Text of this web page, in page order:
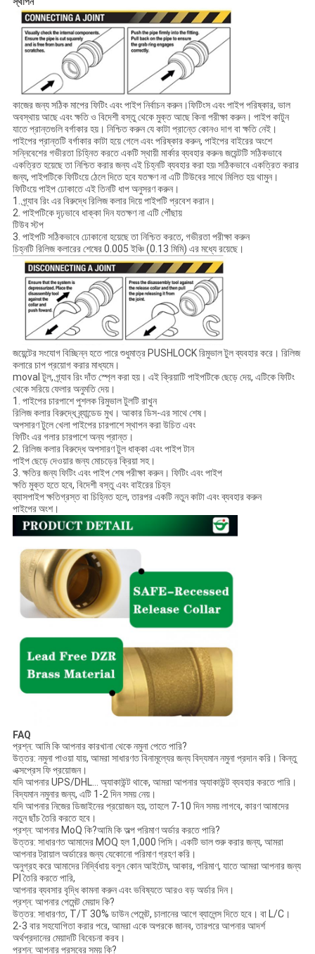
কাজের জন্য সঠিক মাপের ফিটিং এবং পাইপ নির্বাচন করুন।ফিটিংস এবং পাইপ পরিষ্কার, ভাল
অবস্থায় আছে এবং ক্ষতি ও বিদেশী বস্তু থেকে মুক্ত আছে কিনা পরীক্ষা করুন। পাইপ কাটুন
যাতে প্রান্তগুলি বর্গাকার হয়। নিশ্চিত করুন যে কাটা প্রান্তে কোনও দাগ বা ক্ষতি নেই।
পাইপের প্রান্তটি বর্গাকার কাটা হয়ে গেলে এবং পরিষ্কার করুন, পাইপের বাইরের অংশে
সন্নিবেশের গভীরতা চিহ্নিত করতে একটি স্থায়ী মার্কার ব্যবহার করুন৷ জয়েন্টটি সঠিকভাবে
একত্রিত হয়েছে তা নিশ্চিত করার জন্য এই চিহ্নটি ব্যবহার করা হয়৷ সঠিকভাবে একত্রিত করার
জন্য, পাইপটিকে ফিটিংয়ে ঠেলে দিতে হবে যতক্ষণ না এটি টিউবের সাথে মিলিত হয় থামুন।
ফিটিংয়ে পাইপ ঢোকাতে এই তিনটি ধাপ অনুসরণ করুন।
1. গ্র্যাব রিং এর বিরুদ্ধে রিলিজ কলার দিয়ে পাইপটি প্রবেশ করান।
2. পাইপটিকে দৃঢ়ভাবে ধাক্কা দিন যতক্ষণ না এটি পৌঁছায়
টিউব স্টপ
3. পাইপটি সঠিকভাবে ঢোকানো হয়েছে তা নিশ্চিত করতে, গভীরতা পরীক্ষা করুন
চিহ্নটি রিলিজ কলারের শেষের 0.005 ইঞ্চি (0.13 মিমি) এর মধ্যে রয়েছে।
জয়েন্টের সংযোগ বিচ্ছিন্ন হতে পারে শুধুমাত্র PUSHLOCK রিমুভাল টুল ব্যবহার করে। রিলিজ
কলারে চাপ প্রয়োগ করার মাধ্যমে।
moval টুল, গ্র্যাব রিং দাঁত স্প্লে করা হয়। এই ক্রিয়াটি পাইপটিকে ছেড়ে দেয়, এটিকে ফিটিং
থেকে সরিয়ে ফেলার অনুমতি দেয়।
1. পাইপের চারপাশে পুশলক রিমুভাল টুলটি রাখুন
রিলিজ কলার বিরুদ্ধে ব্র্যান্ডেড মুখ। আকার ডিস-এর সাথে শেষ।
অপসারণ টুলে খেলা পাইপের চারপাশে স্থাপন করা উচিত এবং
ফিটিং এর গলার চারপাশে অন্য প্রান্ত।
2. রিলিজ কলার বিরুদ্ধে অপসারণ টুল ধাক্কা এবং পাইপ টান
পাইপ ছেড়ে দেওয়ার জন্য মোচড়ের ক্রিয়া সহ।
3. ক্ষতির জন্য ফিটিং এবং পাইপ শেষ পরীক্ষা করুন। ফিটিং এবং পাইপ
ক্ষতি মুক্ত হতে হবে, বিদেশী বস্তু এবং বাইরের চিহ্ন
ব্যাসপাইপ ক্ষতিগ্রস্ত বা চিহ্নিত হলে, তারপর একটি নতুন কাটা এবং ব্যবহার করুন
পাইপের অংশ।
FAQ
প্রশ্ন: আমি কি আপনার কারখানা থেকে নমুনা পেতে পারি?
উত্তর: নমুনা পাওয়া যায়, আমরা সাধারণত বিনামূল্যের জন্য বিদ্যমান নমুনা প্রদান করি। কিন্তু
এক্সপ্রেস ফি প্রয়োজন।
যদি আপনার UPS/DHL... অ্যাকাউন্ট থাকে, আমরা আপনার অ্যাকাউন্ট ব্যবহার করতে পারি।
বিদ্যমান নমুনার জন্য, এটি 1-2 দিন সময় নেয়।
যদি আপনার নিজের ডিজাইনের প্রয়োজন হয়, তাহলে 7-10 দিন সময় লাগবে, কারণ আমাদের
নতুন ছাঁচ তৈরি করতে হবে।
প্রশ্ন: আপনার MoQ কি?আমি কি অল্প পরিমাণ অর্ডার করতে পারি?
উত্তর: সাধারণত আমাদের MOQ হল 1,000 পিসি। একটি ভাল শুরু করার জন্য, আমরা
আপনার ট্রায়াল অর্ডারের জন্য যেকোনো পরিমাণ গ্রহণ করি।
অনুগ্রহ করে আমাদের নির্দ্বিধায় বলুন কোন আইটেম, আকার, পরিমাণ, যাতে আমরা আপনার জন্য
Pl তৈরি করতে পারি,
আপনার ব্যবসার বৃদ্ধি কামনা করুন এবং ভবিষ্যতে আরও বড় অর্ডার দিন।
প্রশ্ন: আপনার পেমেন্ট মেয়াদ কি?
উত্তর: সাধারণত, T/T 30% ডাউন পেমেন্ট, চালানের আগে ব্যালেন্স দিতে হবে। বা L/C।
2-3 বার সহযোগিতা করার পরে, আমরা একে অপরকে জানব, তারপরে আপনার আদর্শ
অর্থপ্রদানের মেয়াদটি বিবেচনা করব।
প্রশ্ন: আপনার প্রসবের সময় কি?